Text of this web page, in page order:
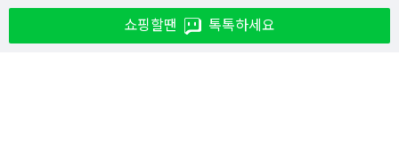
쇼핑할땐 톡톡하세요